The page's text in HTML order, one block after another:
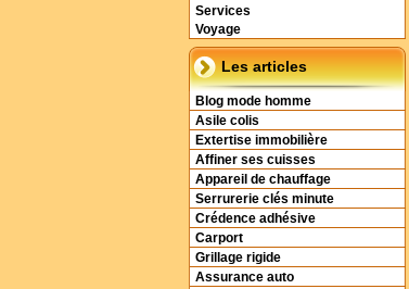
Services
Voyage
Les articles
Blog mode homme
Asile colis
Extertise immobilière
Affiner ses cuisses
Appareil de chauffage
Serrurerie clés minute
Crédence adhésive
Carport
Grillage rigide
Assurance auto